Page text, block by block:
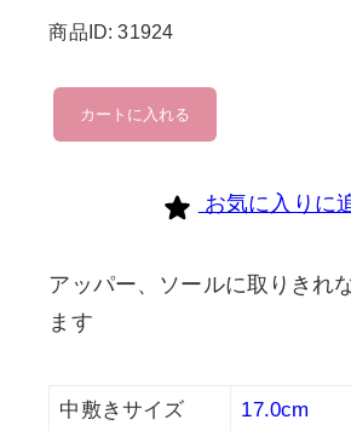
商品ID: 31924
adidas
個
カートに入れる
お気に入りに
アッパー、ソールに取りきれ
ます
中敷きサイズ 17.0cm